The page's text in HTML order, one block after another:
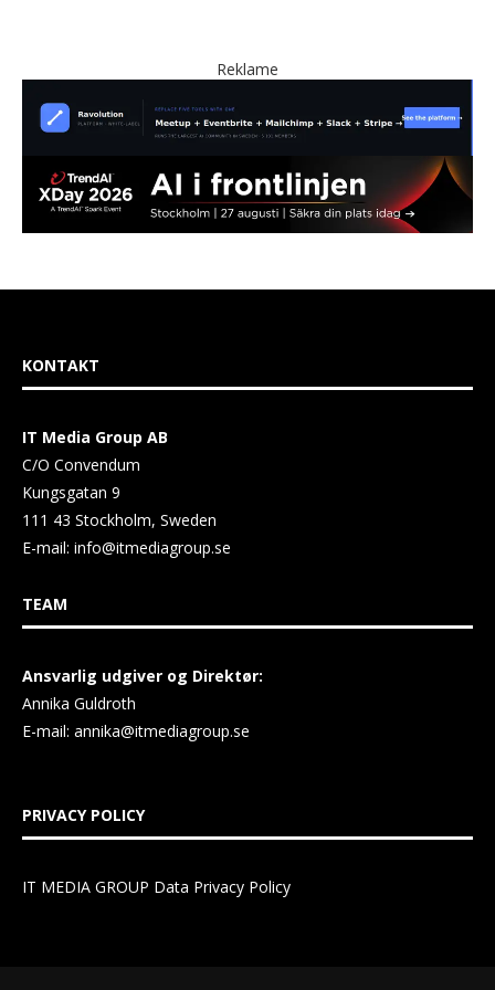
Reklame
KONTAKT
IT Media Group AB
C/O Convendum
Kungsgatan 9
111 43 Stockholm, Sweden
E-mail: info@itmediagroup.se
TEAM
Ansvarlig udgiver og Direktør:
Annika Guldroth
E-mail: annika@itmediagroup.se
PRIVACY POLICY
IT MEDIA GROUP Data Privacy Policy